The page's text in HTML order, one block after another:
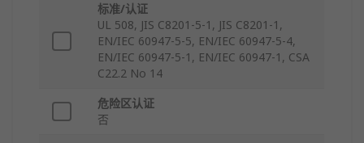
标准/认证
UL 508, JIS C8201-5-1, JIS C8201-1,
EN/IEC 60947-5-5, EN/IEC 60947-5-4,
EN/IEC 60947-5-1, EN/IEC 60947-1, CSA
C22.2 No 14
危险区认证
否